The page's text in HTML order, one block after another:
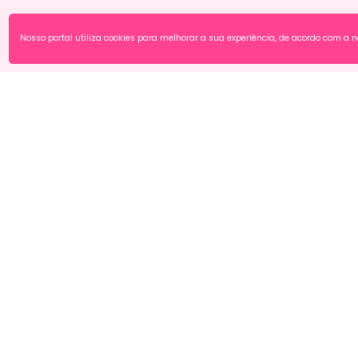
Nosso portal utiliza cookies para melhorar a sua experiência, de acordo com a